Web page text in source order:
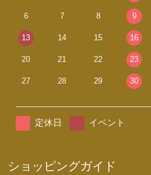
6 7 8 9
13 14 15 16
20 21 22 23
27 28 29 30
定休日 イベント
ショッピングガイド